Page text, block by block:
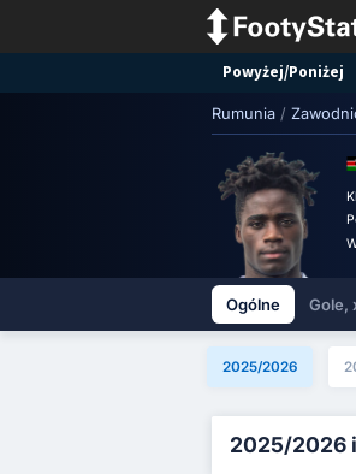
Powyżej/Poniżej
Rumunia /
Ogólne Gole,
2025/2026
2025/2026